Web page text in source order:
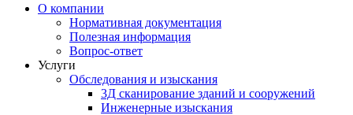
О компании
Нормативная документация
Полезная информация
Вопрос-ответ
Услуги
Обследования и изыскания
3Д сканирование зданий и сооружений
Инженерные изыскания